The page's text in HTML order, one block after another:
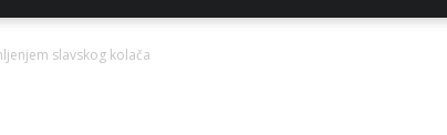
slavskog kolača